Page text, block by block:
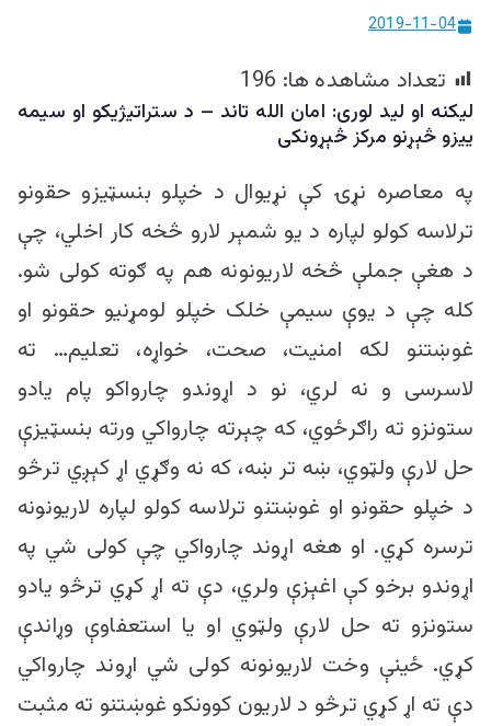
مرکز
2019-11-04
تعداد مشاهده ها: 196
لیکنه او لید لوری: امان الله تاند – د ستراتيژیکو او سیمه
ییزو څېړنو مرکز څېړونکی
په معاصره نړۍ کې نړیوال د خپلو بنسټیزو حقونو
ترلاسه کولو لپاره د یو شمېر لارو څخه کار اخلي، چې
د هغې جملې څخه لاریونونه هم په ګوته کولی شو.
کله چې د یوې سیمې خلک خپلو لومړنیو حقونو او
غوښتنو لکه امنیت، صحت، خواړه، تعلیم… ته
لاسرسی و نه لري، نو د اړوندو چارواکو پام یادو
ستونزو ته راګرځوي، که چېرته چارواکي ورته بنسټیزې
حل لارې ولټوي، ښه تر ښه، که نه وګړي اړ کېږي ترڅو
د خپلو حقونو او غوښتنو ترلاسه کولو لپاره لاریونونه
ترسره کړي. او هغه اړوند چارواکي چې کولی شي په
اړوندو برخو کې اغېزې ولري، دې ته اړ کړي ترڅو یادو
ستونزو ته حل لارې ولټوي او یا استعفاوې وړاندې
کړي. ځینې وخت لاریونونه کولی شي اړوند چارواکي
دې ته اړ کړي ترڅو د لاریون کوونکو غوښتنو ته مثبت